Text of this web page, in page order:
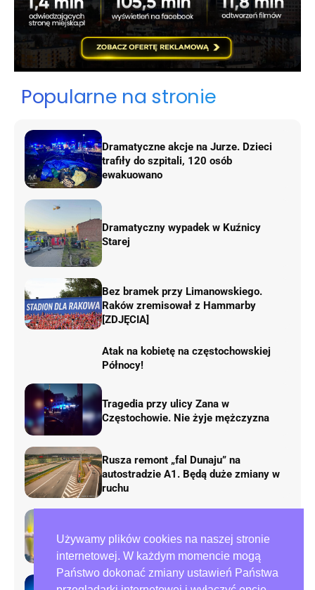
Używamy plików cookies na naszej stronie
internetowej. W każdym momencie mogą
Państwo dokonać zmiany ustawień Państwa
Popularne na stronie
Dramatyczne akcje na Jurze. Dzieci
trafiły do szpitali, 120 osób
ewakuowano
Dramatyczny wypadek w Kuźnicy
Starej
Bez bramek przy Limanowskiego.
Raków zremisował z Hammarby
[ZDJĘCIA]
Atak na kobietę na częstochowskiej
Północy!
Tragedia przy ulicy Zana w
Częstochowie. Nie żyje mężczyzna
Rusza remont „fal Dunaju” na
autostradzie A1. Będą duże zmiany w
ruchu
AirShow Rudniki 2026. Dziś finał
pokazów lotniczych